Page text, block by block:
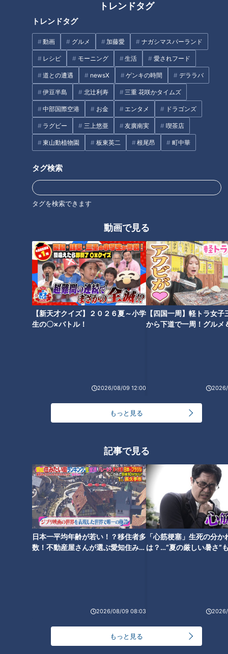
トレンドタグ
トレンドタグ
動画 グルメ 加藤愛 ナガシマスパーランド
レシピ モーニング 生活 愛されフード
道との遭遇 newsX ゲンキの時間 デララバ
伊豆半島 北辻利寿 三重 花咲かタイムズ
中部国際空港 お金 エンタメ ドラゴンズ
ラグビー 三上悠亜 友廣南実 喫茶店
東山動植物園 板東英二 根尾昂 町中華
タグ検索
タグを検索できます
動画で見る
【新天才クイズ】２０２６夏～小学
生の〇×バトル！
2026/08/09 12:00
【四国一周】軽トラ女子
から下道で一周！グルメ
もっと見る
記事で見る
日本一平均年齢が若い！？移住者多
数！不動産屋さんが選ぶ愛知住みた
2026/08/09 08:03
「心筋梗塞」生死の分か
は？…“夏の厳しい暑さ”
もっと見る
次にブレイクする竜戦士は誰
だ！苦戦が続く一軍へ戦力を送
り続けるドラ片岡二軍監督が本
音を語る
点で見えた課題と収穫
スポーツ 中日ドラゴンズ
あるドラライターの参考書的サンドラ活用法 与田剛
オススメ関連コンテンツ
「絶対的存在のエースを作
る！」－。ドラゴンズ・阿波野
コーチが明かした投手王国再建
竜党に吉報！！ CBCテレビ
が“凶運”若狭アナに代えて、“千
年に一人の美少女”にも勝る柳沢
アナ投入を決断。幸運の女神が
「大阪桐蔭・根尾選手の交渉権
はドラゴンズが獲得」のイッポ
ウを届ける！？
元監督から衝撃予告が
「ベース盤で勝負を」の今中論
星論。ドラゴンズのリリーフ陣
再生案に竜党のアナタはどちら
を推しますか？
ランキング
RANKING